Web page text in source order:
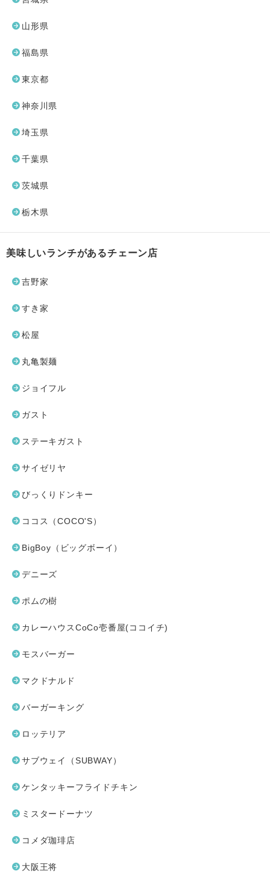
山形県
福島県
東京都
神奈川県
埼玉県
千葉県
茨城県
栃木県
美味しいランチがあるチェーン店
吉野家
すき家
松屋
丸亀製麺
ジョイフル
ガスト
ステーキガスト
サイゼリヤ
びっくりドンキー
ココス（COCO'S）
BigBoy（ビッグボーイ）
デニーズ
ポムの樹
カレーハウスCoCo壱番屋(ココイチ)
モスバーガー
マクドナルド
バーガーキング
ロッテリア
サブウェイ（SUBWAY）
ケンタッキーフライドチキン
ミスタードーナツ
コメダ珈琲店
大阪王将